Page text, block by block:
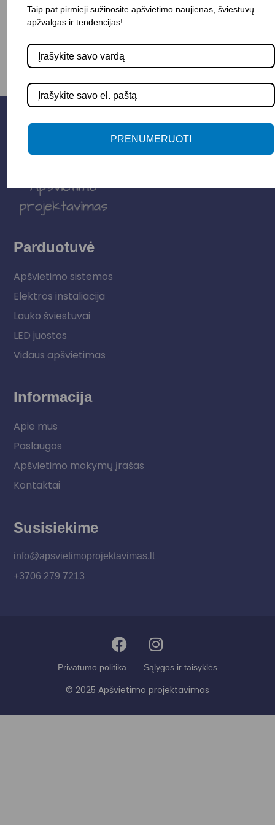
Į KREPŠELĮ
Parduotuvė
Apšvietimo sistemos
Elektros instaliacija
Lauko šviestuvai
LED juostos
Vidaus apšvietimas
Informacija
Apie mus
Paslaugos
Apšvietimo mokymų įrašas
Kontaktai
Susisiekime
info@apsvietimoprojektavimas.lt
+3706 279 7213
Privatumo politika Sąlygos ir taisyklės
© 2025 Apšvietimo projektavimas
Taip pat pirmieji sužinosite apšvietimo naujienas, šviestuvų
apžvalgas ir tendencijas!
PRENUMERUOTI